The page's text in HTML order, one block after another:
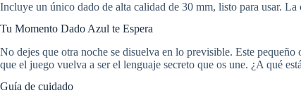
Incluye un único dado de alta calidad de 30 mm, listo para usar.
Tu Momento Dado Azul te Espera
No dejes que otra noche se disuelva en lo previsible. Este
que el juego vuelva a ser el lenguaje secreto que os une. ¿A qué
Guía de cuidado